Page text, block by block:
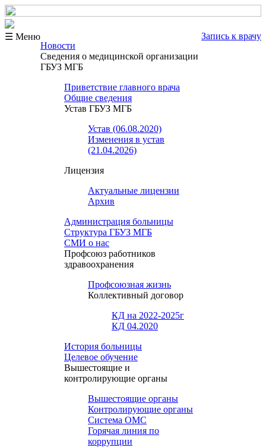
☰ Меню
Запись к врачу
Новости
Сведения о медицинской организации
ГБУЗ МГБ
Приветствие главного врача
Общие сведения
Устав ГБУЗ МГБ
Устав (06.08.2020)
Изменения в устав
(21.04.2026)
Лицензия
Актуальные лицензии
Архив
Администрация больницы
Структура ГБУЗ МГБ
СМИ о нас
Профсоюз работников
здравоохранения
Профсоюзная жизнь
Коллективный договор
КД на 2022-2025г
КД 04.2020
История больницы
Целевое обучение
Вышестоящие и
контролирующие органы
Вышестоящие органы
Контролирующие органы
Система ОМС
Горячая линия по
коррупции